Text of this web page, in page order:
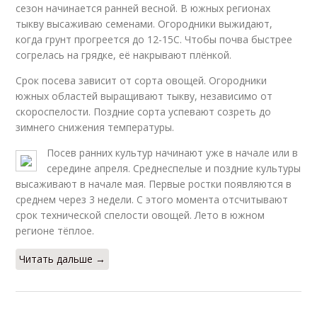
сезон начинается ранней весной. В южных регионах
тыкву высаживаю семенами. Огородники выжидают,
когда грунт прогреется до 12-15С. Чтобы почва быстрее
согрелась на грядке, её накрывают плёнкой.
Срок посева зависит от сорта овощей. Огородники
южных областей выращивают тыкву, независимо от
скороспелости. Поздние сорта успевают созреть до
зимнего снижения температуры.
Посев ранних культур начинают уже в начале или в
середине апреля. Среднеспелые и поздние культуры
высаживают в начале мая. Первые ростки появляются в
среднем через 3 недели. С этого момента отсчитывают
срок технической спелости овощей. Лето в южном
регионе тёплое.
Читать дальше →